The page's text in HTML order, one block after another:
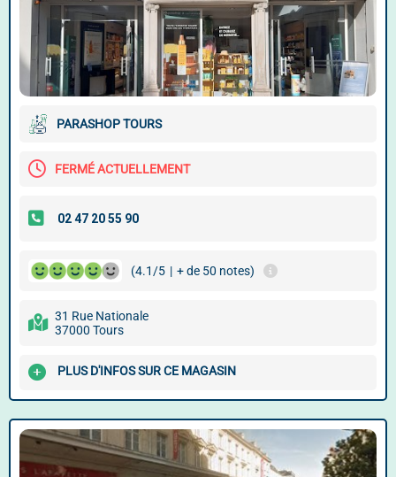
PARASHOP TOURS
FERMÉ ACTUELLEMENT
(4.1/5 | + de 50 notes)
31 Rue Nationale
37000 Tours
PLUS D'INFOS SUR CE MAGASIN